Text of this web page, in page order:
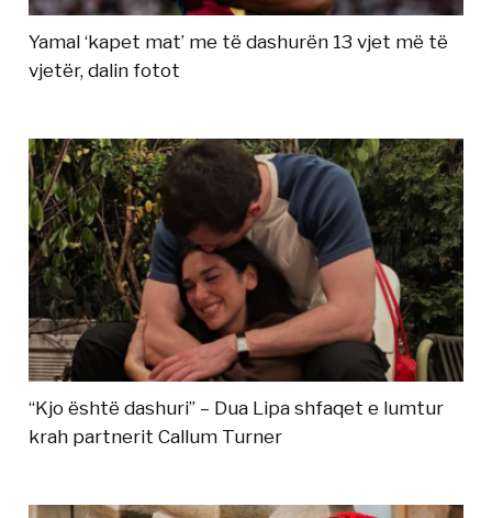
Yamal ‘kapet mat’ me të dashurën 13 vjet më të
vjetër, dalin fotot
“Kjo është dashuri” – Dua Lipa shfaqet e lumtur
krah partnerit Callum Turner